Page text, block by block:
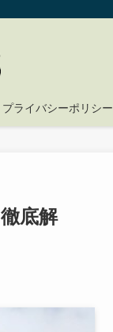
プライバシーポリシー
底解